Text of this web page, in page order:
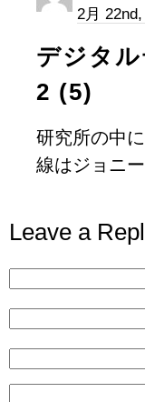
2月
デジタ
2 (5)
研究所の中
線はジョニ
Leave a